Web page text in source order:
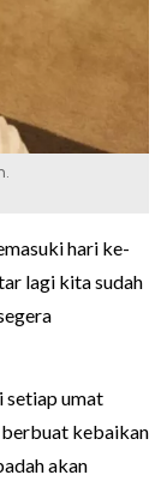
hari ke-
lagi kita sudah
setiap umat
kebaikan
akan